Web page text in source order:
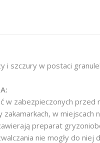
i szczury w postaci
w zabezpieczonych
zakamarkach, w miejscach
preparat
nie mogły do niej